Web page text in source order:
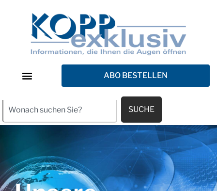
ABO BESTELLEN
SUCHE